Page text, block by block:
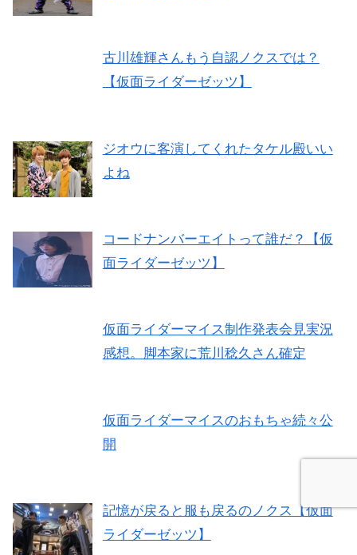
古川雄輝さんもう自認ノクスでは？
【仮面ライダーゼッツ】
ジオウに客演してくれたタケル殿いい
よね
コードナンバーエイトって誰だ？【仮
面ライダーゼッツ】
仮面ライダーマイス制作発表会見実況
感想。脚本家に荒川稔久さん確定
仮面ライダーマイスのおもちゃ続々公
開
記憶が戻ると服も戻るのノクス【仮面
ライダーゼッツ】